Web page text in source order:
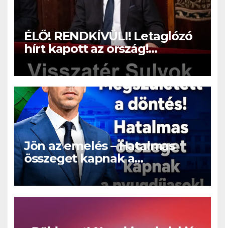
ÉLŐ! RENDKÍVÜLI! Letaglózó
hírt kapott az ország!
Visszatérhet Sulyok Tamás!? –
ERRE senki nem volt
felkészülve:
Jön az emelés – Hatalmas
összeget kapnak a
nyugdíjasok!